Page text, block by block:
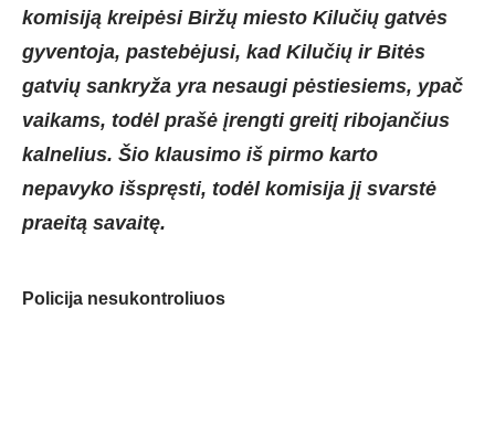
komisiją kreipėsi Biržų miesto Kilučių gatvės
gyventoja, pastebėjusi, kad Kilučių ir Bitės
gatvių sankryža yra nesaugi pėstiesiems, ypač
vaikams, todėl prašė įrengti greitį ribojančius
kalnelius. Šio klausimo iš pirmo karto
nepavyko išspręsti, todėl komisija jį svarstė
praeitą savaitę.
Policija nesukontroliuos